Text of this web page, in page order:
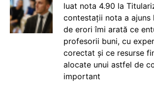
luat nota 4.90 la
contestații nota a ajuns
de erori îmi arată ce
profesorii buni, cu
corectat și ce resurse
alocate unui astfel de
important